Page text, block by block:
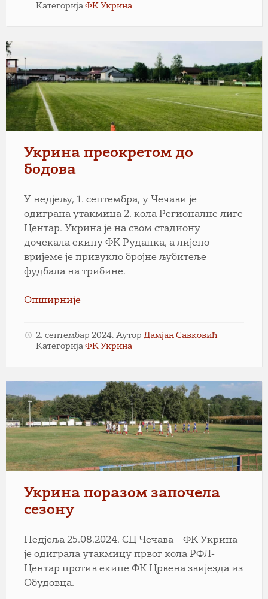
Категорија ФК Укрина
Укрина преокретом до
бодова
У недјељу, 1. септембра, у Чечави је
одиграна утакмица 2. кола Регионалне лиге
Центар. Укрина је на свом стадиону
дочекала екипу ФК Руданка, а лијепо
вријеме је привукло бројне љубитеље
фудбала на трибине.
Опширније
2. септембар 2024. Аутор Дамјан Савковић
Категорија ФК Укрина
Укрина поразом започела
сезону
Недјеља 25.08.2024. СЦ Чечава – ФК Укрина
је одиграла утакмицу првог кола РФЛ-
Центар против екипе ФК Црвена звијезда из
Обудовца.